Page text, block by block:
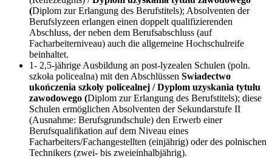
(Diplom zur Erlangung des Berufstitels); Absolventen der
Berufslyzeen erlangen einen doppelt qualifizierenden
Abschluss, der neben dem Berufsabschluss (auf
Facharbeiterniveau) auch die allgemeine Hochschulreife
beinhaltet.
1- 2,5-jährige Ausbildung an post-lyzealen Schulen (poln.
szkoła policealna) mit den Abschlüssen Swiadectwo
ukończenia szkoły policealnej / Dyplom uzyskania tytułu
zawodowego (Diplom zur Erlangung des Berufstitels); diese
Schulen ermöglichen Absolventen der Sekundarstufe II
(Ausnahme: Berufsgrundschule) den Erwerb einer
Berufsqualifikation auf dem Niveau eines
Facharbeiters/Fachangestellten (einjährig) oder des polnischen
Technikers (zwei- bis zweieinhalbjährig).